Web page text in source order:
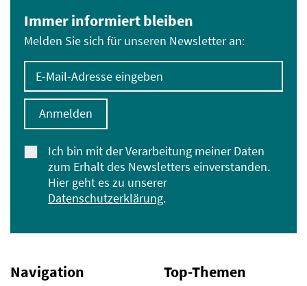
Immer informiert bleiben
Melden Sie sich für unseren Newsletter an:
E-Mail-Adresse eingeben
Ich bin mit der Verarbeitung meiner Daten
zum Erhalt des Newsletters einverstanden.
Hier geht es zu unserer
Datenschutzerklärung.
Anmelden
Navigation Top-Themen